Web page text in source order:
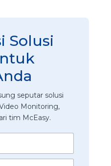
Solusi
seputar solusi
Monitoring,
tim McEasy.